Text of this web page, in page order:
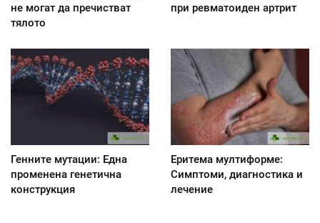
не могат да пречистват
тялото
при ревматоиден артрит
Генните мутации: Една
променена генетична
конструкция
Еритема мултиформе:
Симптоми, диагностика и
лечение